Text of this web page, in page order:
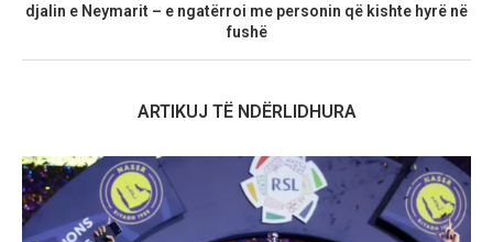
djalin e Neymarit – e ngatërroi me personin që kishte hyrë në
fushë
ARTIKUJ TË NDËRLIDHURA